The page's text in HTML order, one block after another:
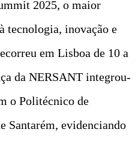
2025, o maior
tecnologia, inovação e
em Lisboa de 10 a
da NERSANT integrou-
o Politécnico de
Santarém, evidenciando